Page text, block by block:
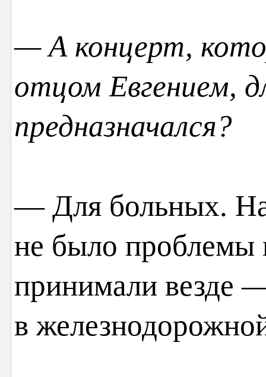
— А концерт,
отцом Евгением,
предназначался?
— Для больных.
не было проблемы
принимали везде
в